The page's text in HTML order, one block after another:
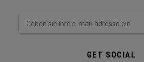
GET SOCIAL